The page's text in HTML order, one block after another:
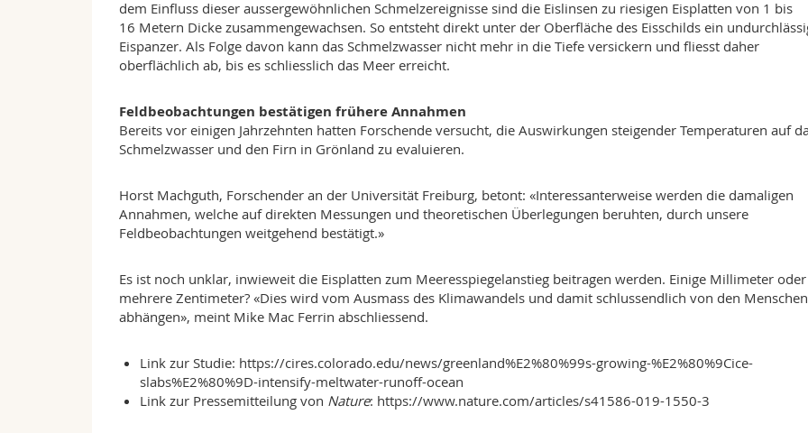
dem Einfluss dieser aussergewöhnlichen Schmelzereignisse sind die Eislinsen zu riesigen Eisplatten von 1 bis
16 Metern Dicke zusammengewachsen. So entsteht direkt unter der Oberfläche des Eisschilds ein
Eispanzer. Als Folge davon kann das Schmelzwasser nicht mehr in die Tiefe versickern und fliesst daher
oberflächlich ab, bis es schliesslich das Meer erreicht.
Feldbeobachtungen bestätigen frühere Annahmen
Bereits vor einigen Jahrzehnten hatten Forschende versucht, die Auswirkungen steigender Temperaturen auf
Schmelzwasser und den Firn in Grönland zu evaluieren.
Horst Machguth, Forschender an der Universität Freiburg, betont: «Interessanterweise werden die damaligen
Annahmen, welche auf direkten Messungen und theoretischen Überlegungen beruhten, durch unsere
Feldbeobachtungen weitgehend bestätigt.»
Es ist noch unklar, inwieweit die Eisplatten zum Meeresspiegelanstieg beitragen werden. Einige Millimeter oder
mehrere Zentimeter? «Dies wird vom Ausmass des Klimawandels und damit schlussendlich von den Menschen
abhängen», meint Mike Mac Ferrin abschliessend.
Link zur Studie: https://cires.colorado.edu/news/greenland%E2%80%99s-growing-%E2%80%9Cice-
slabs%E2%80%9D-intensify-meltwater-runoff-ocean
Link zur Pressemitteilung von Nature: https://www.nature.com/articles/s41586-019-1550-3